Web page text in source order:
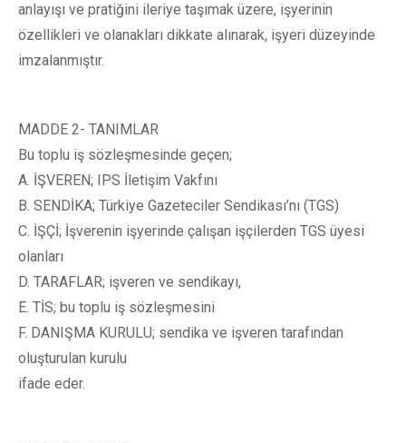
anlayışı ve pratiğini ileriye taşımak üzere, işyerinin
özellikleri ve olanakları dikkate alınarak, işyeri düzeyinde
imzalanmıştır.
MADDE 2- TANIMLAR
Bu toplu iş sözleşmesinde geçen;
A. İŞVEREN; IPS İletişim Vakfını
B. SENDİKA; Türkiye Gazeteciler Sendikası’nı (TGS)
C. İŞÇİ; İşverenin işyerinde çalışan işçilerden TGS üyesi
olanları
D. TARAFLAR; işveren ve sendikayı,
E. TİS; bu toplu iş sözleşmesini
F. DANIŞMA KURULU; sendika ve işveren tarafından
oluşturulan kurulu
ifade eder.